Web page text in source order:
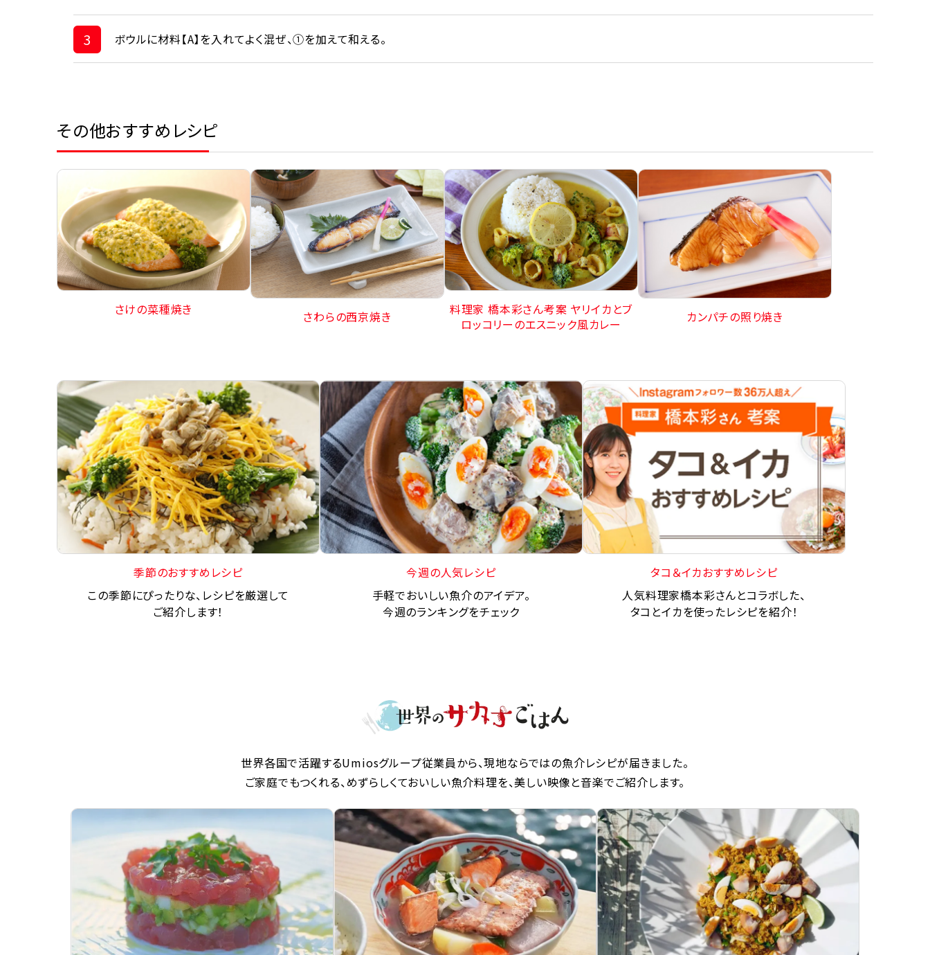
3 ボウルに材料【A】を入れてよく混ぜ、①を加えて和える。
その他おすすめレシピ
さけの菜種焼き さわらの西京焼き
料理家 橋本彩さん考案 ヤリイカとブ
ロッコリーのエスニック風カレー
カンパチの照り焼き
季節のおすすめレシピ
この季節にぴったりな、レシピを厳選して
ご紹介します！
今週の人気レシピ
手軽でおいしい魚介のアイデア。
今週のランキングをチェック
タコ＆イカおすすめレシピ
人気料理家橋本彩さんとコラボした、
タコとイカを使ったレシピを紹介！
世界各国で活躍するUmiosグループ従業員から、現地ならではの魚介レシピが届きました。
ご家庭でもつくれる、めずらしくておいしい魚介料理を、美しい映像と音楽でご紹介します。